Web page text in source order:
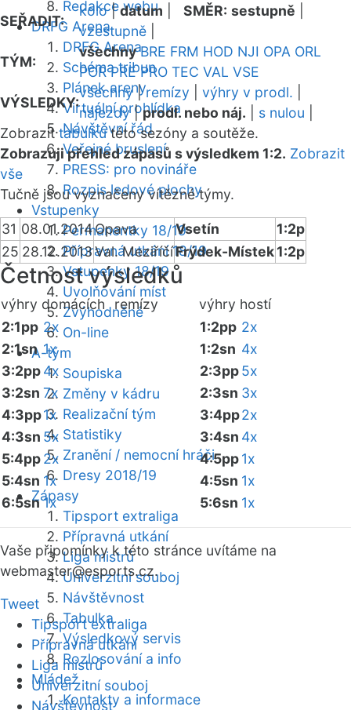
Redakce webu
DRFG Arena
DRFG Arena
Schéma tribun
Plánek areny
Virtuální prohlídka
Návštěvní řád
Veřejné bruslení
PRESS: pro novináře
Rozpis ledové plochy
Vstupenky
Permanentky 18/19
Přípravná utkání 18/19
Vstupenky 18/19
Uvolňování míst
Zvýhodněné
On-line
A-tým
Soupiska
Změny v kádru
Realizační tým
Statistiky
Zranění / nemocní hráči
Dresy 2018/19
Zápasy
Tipsport extraliga
Přípravná utkání
Liga mistrů
Univerzitní souboj
Návštěvnost
Tabulka
Výsledkový servis
Rozlosování a info
Mládež
Kontakty a informace
SEŘADIT:
kolo|datum SMĚR: sestupně
vzestupně
TÝM:
všechny BRE FRM HOD NJI OPA ORL
POR PRE PRO TEC VAL VSE
VÝSLEDKY:
všechny|remízy výhry v prodl.
nájezdy|prodl. nebo náj. s nulou
Zobrazittabulkutéto sezóny a soutěže.
Zobrazuji přehled zápasů s výsledkem 1:2. Zobrazit
vše
Tučně jsou vyznačeny vítězné týmy.
31 08.01.2014Opava Vsetín
1:2p
25 28.12.2013Val. MeziříčíFrýdek-Místek1:2p
Četnost výsledků
výhry domácích remízy výhry hostí
2:1pp 2x
2:1sn 1x
3:2pp4x
3:2sn 7x
4:3pp1x
4:3sn 5x
5:4pp2x
5:4sn 1x
6:5sn 1x
1:2pp 2x
1:2sn 4x
2:3pp5x
2:3sn 3x
3:4pp2x
3:4sn 4x
4:5pp1x
4:5sn 1x
5:6sn 1x
Vaše připomínky k této stránce uvítáme na
webmaster@esports.cz.
Tweet
Tipsport extraliga
Přípravná utkání
Liga mistrů
Univerzitní souboj
Návštěvnost